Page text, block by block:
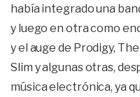
había integrado una
y luego en otra como
y el auge de Prodigy,
Slim y algunas otras,
música electrónica, ya